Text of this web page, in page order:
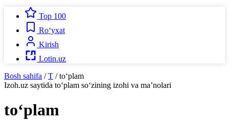
Top 100
Ro‘yxat
Kirish
Lotin.uz
Bosh sahifa / T / to‘plam
Izoh.uz saytida to‘plam so‘zining izohi va ma’nolari
to‘plam